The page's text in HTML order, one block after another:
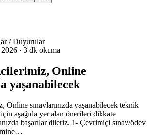
/ Duyurular
· 3 dk okuma
Online
yaşanabilecek
Online sınavlarınızda yaşanabilecek teknik
aşağıda yer alan önerileri dikkate
başarılar dileriz. 1- Çevrimiçi sınav/ödev